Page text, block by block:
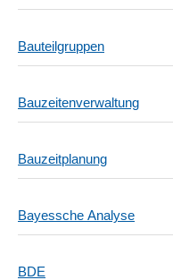
Bauteilgruppen
Bauzeitenverwaltung
Bauzeitplanung
Bayessche Analyse
BDE